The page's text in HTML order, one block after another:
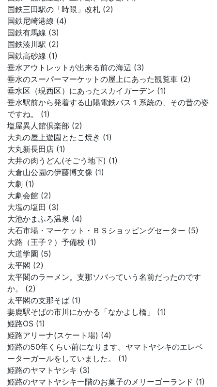
国鉄三田駅の「時限」改札 (2)
国鉄尼崎港線 (4)
国鉄有馬線 (3)
国鉄湊川駅 (2)
国鉄高砂線 (1)
垂水アウトレットが出来る前の海辺 (3)
垂水のスーパーマーケットの屋上にあった観覧車 (2)
垂水区（現西区）にあったスカイガーデン (1)
垂水駅前から発着する山陽電鉄バス１系統の、その昔の姿
ですね。 (1)
塩屋異人館倶楽部 (2)
大丸の屋上遊園とたこ焼き (1)
大丸新長田店 (1)
大井の肉うどん(そごう地下) (1)
大倉山公園の伊藤博文像 (1)
大劇 (1)
大劇会館 (2)
大塩の塩田 (3)
大池かまふろ温泉 (4)
大石市場・マーケット・ＢＳショッピングセーター (5)
大路（王子？）予備校 (1)
大道学園 (5)
太平閣 (2)
太平閣のラーメン。支那ソバっていう名前だったのです
か。 (2)
太平閣の支那そば (1)
妻鹿駅そばの市川にかかる「なかよし橋」 (1)
姫路OS (1)
姫路アリーナ(スケート場) (4)
姫路の50年くらい前になります。ヤマトヤシキのエレベ
ーターガールをしていました。 (1)
姫路のヤマトヤシキ (3)
姫路のヤマトヤシキ一階のお菓子のメリーゴーランド (1)